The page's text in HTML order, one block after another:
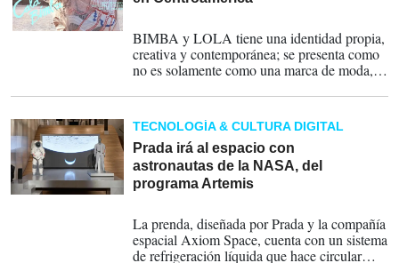
BIMBA y LOLA tiene una identidad propia,
creativa y contemporánea; se presenta como
no es solamente como una marca de moda,
estilo de vida.
TECNOLOGÍA & CULTURA DIGITAL
Prada irá al espacio con
astronautas de la NASA, del
programa Artemis
La prenda, diseñada por Prada y la compañía
espacial Axiom Space, cuenta con un sistema
de refrigeración líquida que hace circular